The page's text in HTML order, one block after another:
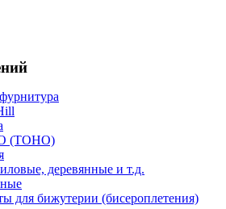
(TOHO)
деревянные и т.д.
для бижутерии (бисероплетения)